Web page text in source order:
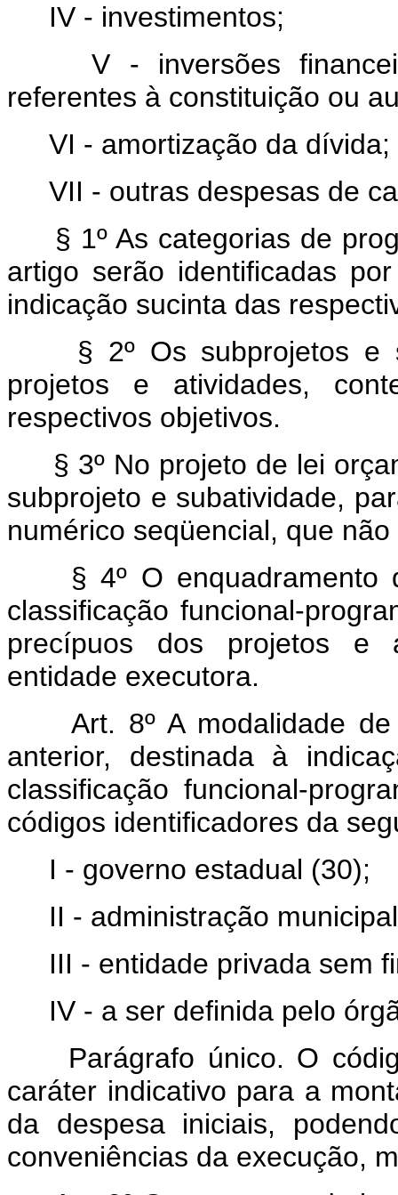
IV - investimentos;
V - inversões
referentes à constituição ou
VI - amortização da dívida;
VII - outras despesas de
§ 1º As categorias de
artigo serão identificadas
indicação sucinta das
§ 2º Os subprojetos e
projetos e atividades,
respectivos objetivos.
§ 3º No projeto de lei
subprojeto e subatividade,
numérico seqüencial, que
§ 4º O enquadramento
classificação funcional-
precípuos dos projetos e
entidade executora.
Art. 8º A modalidade
anterior, destinada à
classificação funcional-
códigos identificadores da
I - governo estadual (30);
II - administração
III - entidade privada sem
IV - a ser definida pelo
Parágrafo único. O
caráter indicativo para a
da despesa iniciais,
conveniências da execução,